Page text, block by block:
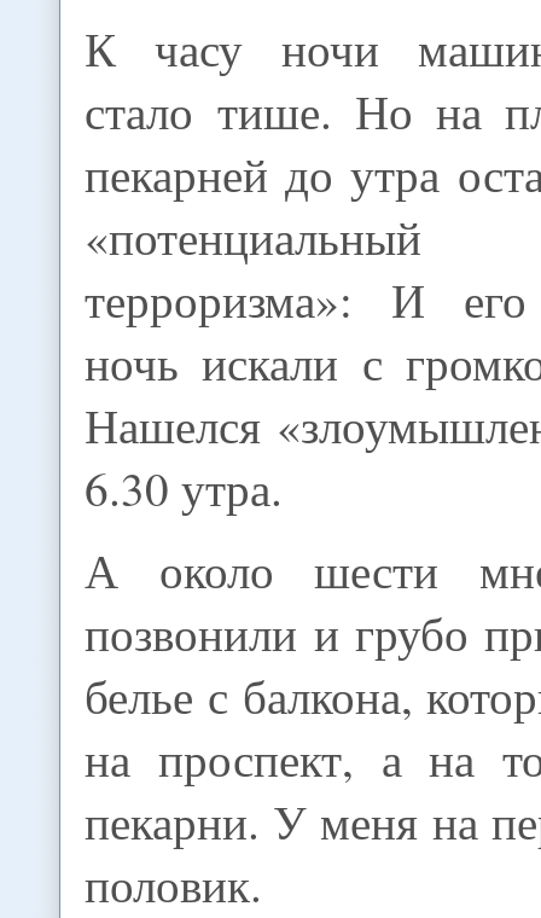
К часу ночи
стало тише. Но на
пекарней до утра
терроризма»: И
ночь искали с
Нашелся
6.30 утра.
А около шести
позвонили и грубо
белье с балкона,
на проспект, а на
пекарни. У меня на
половик.